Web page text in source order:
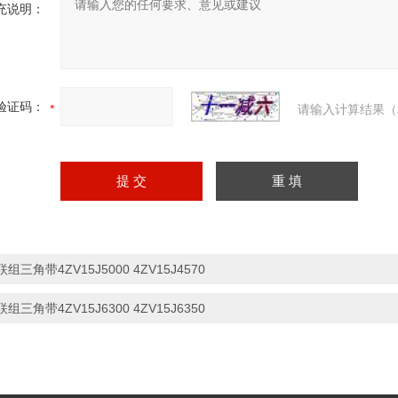
说明：
证码： 请输入计算结果
组三角带4ZV15J5000 4ZV15J4570
组三角带4ZV15J6300 4ZV15J6350